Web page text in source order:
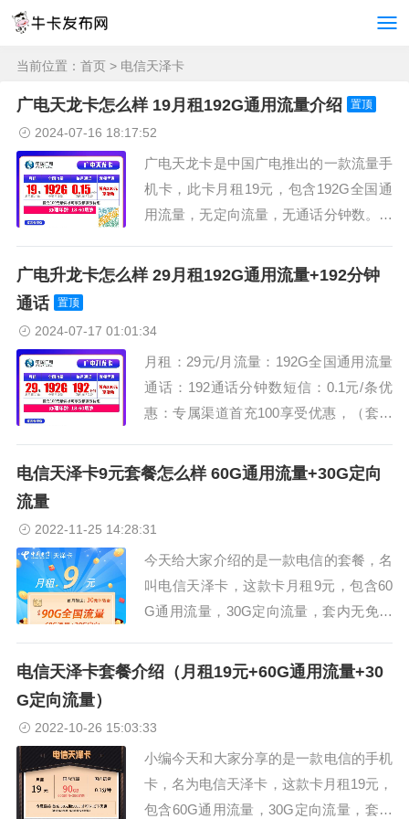
当前位置： 首页 > 电信天泽卡
广电天龙卡怎么样 19月租192G通用流量介绍 置顶
2024-07-16 18:17:52
广电天龙卡是中国广电推出的一款流量手
机卡，此卡月租19元，包含192G全国通
用流量，无定向流量，无通话分钟数。下
19元/月流量：192G全国通用流量通话：
广电升龙卡怎么样 29月租192G通用流量+192分钟
通话
置顶
2024-07-17 01:01:34
月租：29元/月流量：192G全国通用流量
通话：192通话分钟数短信：0.1元/条优
惠：专属渠道首充100享受优惠，（套餐
电信天泽卡9元套餐怎么样 60G通用流量+30G定向
流量
2022-11-25 14:28:31
今天给大家介绍的是一款电信的套餐，名
叫电信天泽卡，这款卡月租9元，包含60
G通用流量，30G定向流量，套内无免费
么样。...
电信天泽卡套餐介绍（月租19元+60G通用流量+30
G定向流量）
2022-10-26 15:03:33
小编今天和大家分享的是一款电信的手机
卡，名为电信天泽卡，这款卡月租19元，
包含60G通用流量，30G定向流量，套内